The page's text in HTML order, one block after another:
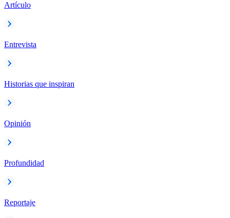
Artículo
Entrevista
Historias que inspiran
Opinión
Profundidad
Reportaje